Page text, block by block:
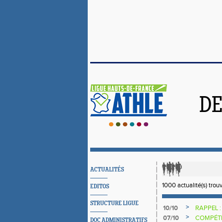
ACTUALITÉS
EDITOS
STRUCTURE LIGUE
DOC ADMINISTRATIFS
1000 actualité(s)
10/10 >
RAPPEL
07/10
>